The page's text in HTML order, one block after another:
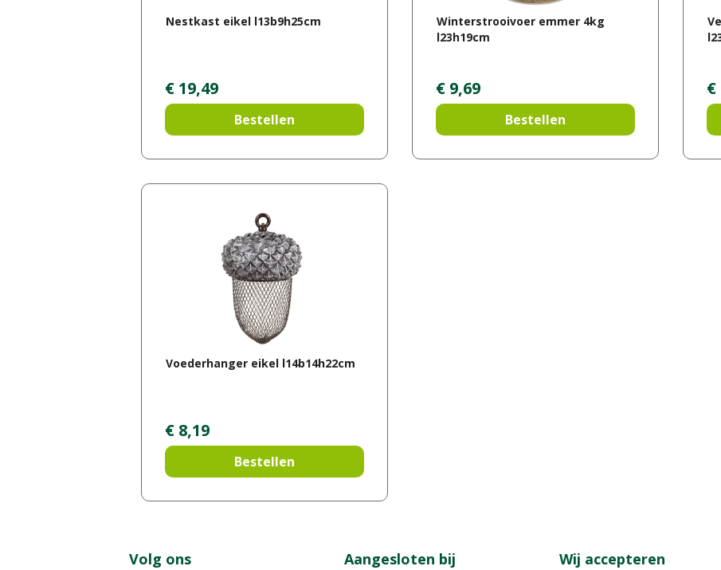
Nestkast eikel l13b9h25cm
€ 19,49
Bestellen
Winterstrooivoer emmer 4kg
l23h19cm
€ 9,69
Bestellen
€
Voederhanger eikel l14b14h22cm
€ 8,19
Bestellen
Volg ons Aangesloten bij Wij accepteren